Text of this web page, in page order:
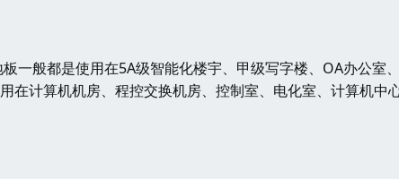
般都是使用在5A级智能化楼宇、甲级写字楼、OA办公室
在计算机机房、程控交换机房、控制室、电化室、计算机中